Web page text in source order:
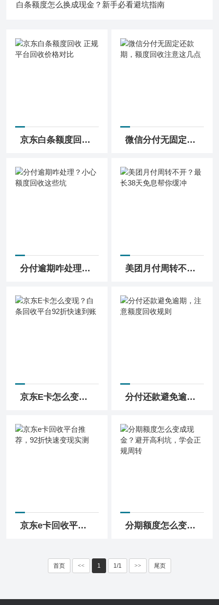
白条额度怎么换成现金？新手必看避坑指南
京东白条额度回收 正规平台回收价格对比 微信分付无固定还款期，额度回收注意这几点
分付逾期咋处理？小心额度回收这些坑 美团月付周转不开？最长38天免息帮你缓冲
京东E卡怎么变现？白条回收平台92折快速到账 分付还款避免逾期，注意额度回收规则
京东e卡回收平台推荐，92折快速变现实测 分期额度怎么变成现金？避开高利坑，学会正规周转
首页 << 1 1/1 >> 尾页